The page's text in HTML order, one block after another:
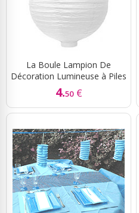
La Boule Lampion De
Décoration Lumineuse à Piles
4.50 €